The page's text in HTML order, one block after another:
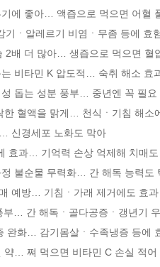
에 좋아… 액즙으로 먹으면 어혈
ㆍ알레르기 비염ㆍ무좀 등에 효
2배 더 많아… 생즙으로 먹으면 혈
비타민 K 압도적… 숙취 해소 효
돕는 성분 풍부… 중년엔 꼭 필요
한 혈액을 맑게… 천식ㆍ기침 해소
신경세포 노화도 막아
효과… 기억력 손상 억제해 치매
불순물 무력화… 간 해독 능력도
예방… 기침ㆍ가래 제거에도 효과
부… 간 해독ㆍ골다공증ㆍ갱년기
완화… 감기몸살ㆍ수족냉증 등에
약… 쪄 먹으면 비타민 C 손실 적어